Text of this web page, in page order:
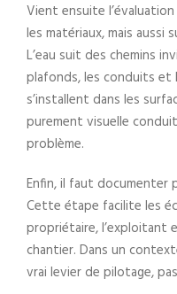
Vient ensuite
les matériaux, mais aussi
L’eau suit des chemins
plafonds, les conduits et
s’installent dans les
purement visuelle
problème.
Enfin, il faut documenter
Cette étape facilite les
propriétaire, l’exploitant
chantier. Dans un
vrai levier de pilotage,